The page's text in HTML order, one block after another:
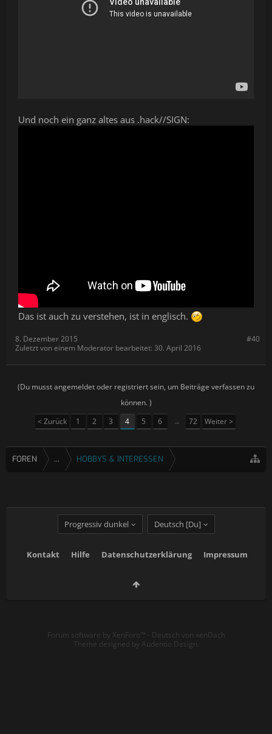
Und noch ein ganz altes aus .hack//SIGN:
Das ist auch zu verstehen, ist in englisch.
#40
8. Dezember 2015
Zuletzt von einem Moderator bearbeitet: 30. April 2016
(Du musst angemeldet oder registriert sein, um Beiträge verfassen zu
können. )
< Zurück
1 2 3 4 5 6 → 72 Weiter >
FOREN ... HOBBYS & INTERESSEN
Progressiv dunkel Deutsch [Du]
Kontakt Hilfe Datenschutzerklärung Impressum
Forum software by XenForo™ - Deutsch von xenDach
Theme designed by Audentio Design.